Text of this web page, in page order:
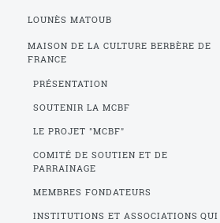
LOUNÈS MATOUB
MAISON DE LA CULTURE BERBÈRE DE
FRANCE
PRÉSENTATION
SOUTENIR LA MCBF
LE PROJET "MCBF"
COMITÉ DE SOUTIEN ET DE
PARRAINAGE
MEMBRES FONDATEURS
INSTITUTIONS ET ASSOCIATIONS QUI